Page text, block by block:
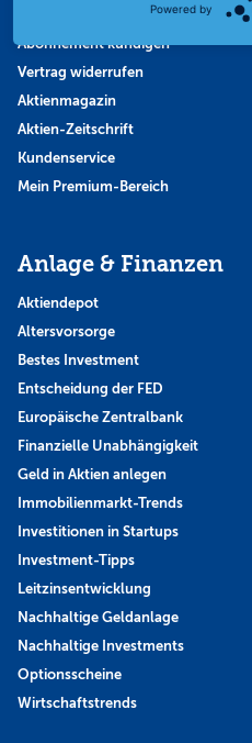
Abonnement kündigen
Vertrag widerrufen
Aktienmagazin
Aktien-Zeitschrift
Kundenservice
Mein Premium-Bereich
Anlage & Finanzen
Aktiendepot
Altersvorsorge
Bestes Investment
Entscheidung der FED
Europäische Zentralbank
Finanzielle Unabhängigkeit
Geld in Aktien anlegen
Immobilienmarkt-Trends
Investitionen in Startups
Investment-Tipps
Leitzinsentwicklung
Nachhaltige Geldanlage
Nachhaltige Investments
Optionsscheine
Wirtschaftstrends
Powered by